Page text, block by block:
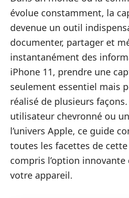
évolue constamment, la
devenue un outil
documenter, partager et
instantanément des
iPhone 11, prendre une
seulement essentiel mais
réalisé de plusieurs
utilisateur chevronné ou
l’univers Apple, ce guide
toutes les facettes de
compris l’option
votre appareil.